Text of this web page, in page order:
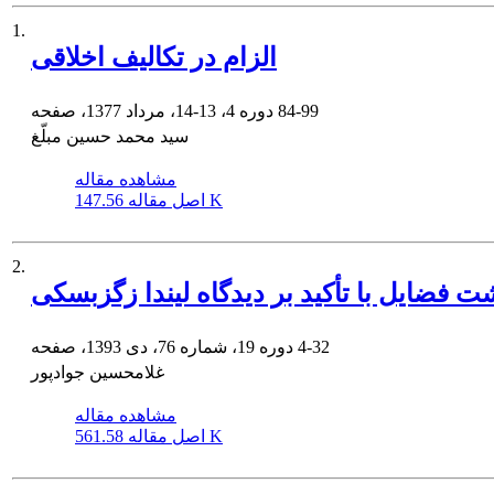
1.
الزام در تکالیف اخلاقی
84-99
سید محمد حسین مبلّغ
مشاهده مقاله
اصل مقاله 147.56 K
2.
با تأکید بر دیدگاه لیندا زگزبسکی
4-32
غلامحسین جوادپور
مشاهده مقاله
اصل مقاله 561.58 K